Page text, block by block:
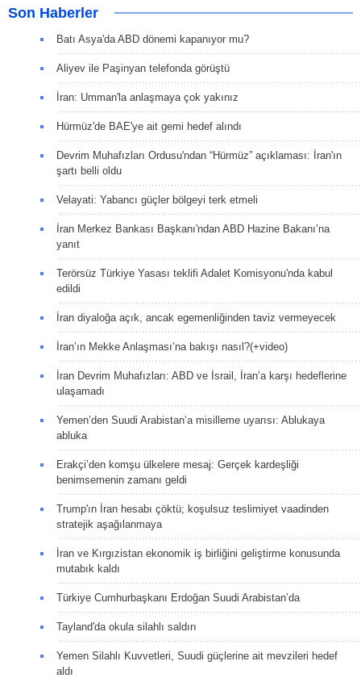
Son Haberler
Batı Asya'da ABD dönemi kapanıyor mu?
Aliyev ile Paşinyan telefonda görüştü
İran: Umman'la anlaşmaya çok yakınız
Hürmüz'de BAE'ye ait gemi hedef alındı
Devrim Muhafızları Ordusu'ndan “Hürmüz” açıklaması: İran'ın
şartı belli oldu
Velayati: Yabancı güçler bölgeyi terk etmeli
İran Merkez Bankası Başkanı'ndan ABD Hazine Bakanı’na
yanıt
Terörsüz Türkiye Yasası teklifi Adalet Komisyonu'nda kabul
edildi
İran diyaloğa açık, ancak egemenliğinden taviz vermeyecek
İran’ın Mekke Anlaşması’na bakışı nasıl?(+video)
İran Devrim Muhafızları: ABD ve İsrail, İran’a karşı hedeflerine
ulaşamadı
Yemen’den Suudi Arabistan’a misilleme uyarısı: Ablukaya
abluka
Erakçi’den komşu ülkelere mesaj: Gerçek kardeşliği
benimsemenin zamanı geldi
Trump'ın İran hesabı çöktü; koşulsuz teslimiyet vaadinden
stratejik aşağılanmaya
İran ve Kırgızistan ekonomik iş birliğini geliştirme konusunda
mutabık kaldı
Türkiye Cumhurbaşkanı Erdoğan Suudi Arabistan’da
Tayland'da okula silahlı saldırı
Yemen Silahlı Kuvvetleri, Suudi güçlerine ait mevzileri hedef
aldı